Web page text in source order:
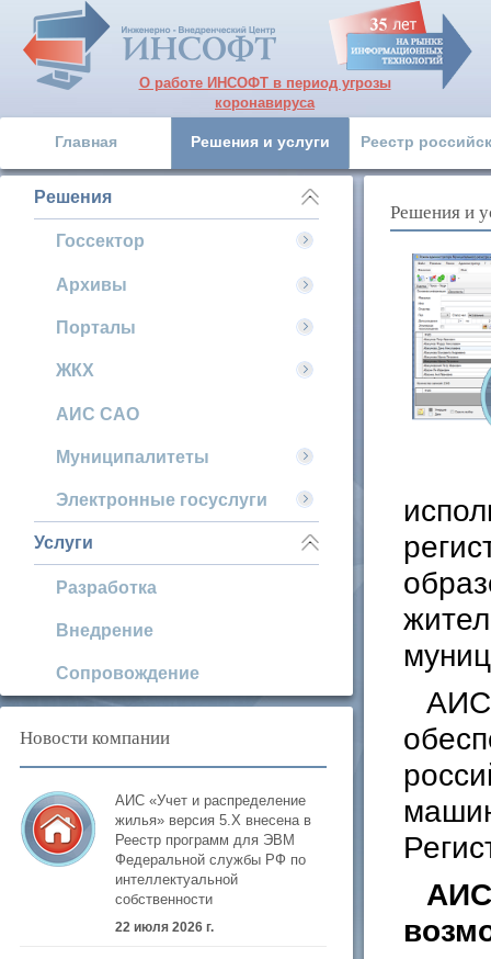
О работе ИНСОФТ в период угрозы
коронавируса
Главная Решения и услуги Реестр
Решения
Госсектор
Архивы
Порталы
ЖКХ
АИС САО
Муниципалитеты
Электронные госуслуги
Услуги
Разработка
Внедрение
Сопровождение
Новости компании
АИС «Учет и распределение
жилья» версия 5.Х внесена в
Реестр программ для ЭВМ
Федеральной службы РФ по
интеллектуальной
собственности
22 июля 2026 г.
Решения и
АИС